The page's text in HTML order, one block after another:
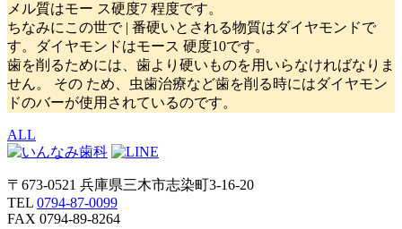
メル質はモー ス硬度7 程度です。
ちなみにこの世で | 番硬いとされる物質はダイヤモンドで
す。ダイヤモンドはモース 硬度10です。
歯を削るためには、歯より硬いものを用いらなければなりま
せん。 その ため、虫歯治療など歯を削る時にはダイヤモン
ドのバーが使用されているのです。
ALL
〒673-0521 兵庫県三木市志染町3-16-20
TEL 0794-87-0099
FAX 0794-89-8264